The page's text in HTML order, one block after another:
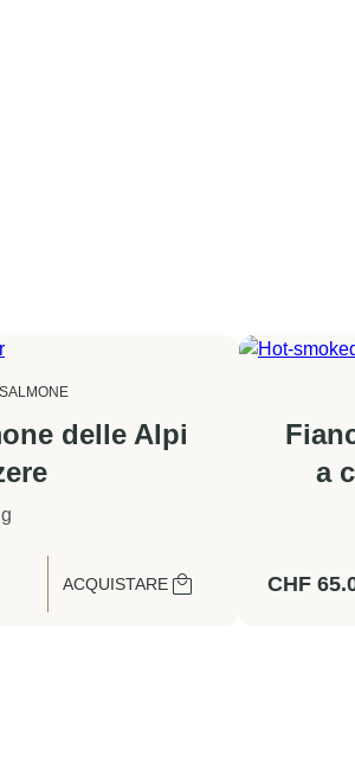
delle Alpi
ACQUISTARE
a
CHF